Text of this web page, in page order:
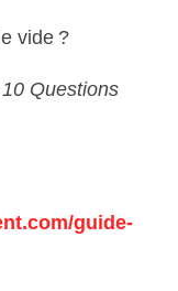
vide ?
10 Questions
guide-